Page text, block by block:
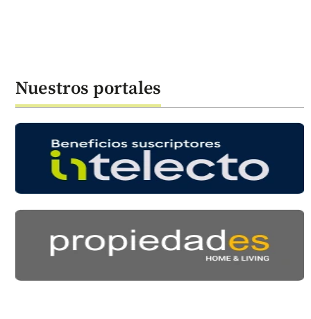
Nuestros portales